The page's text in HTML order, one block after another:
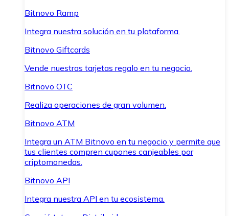
Bitnovo Ramp
Integra nuestra solución en tu plataforma.
Bitnovo Giftcards
Vende nuestras tarjetas regalo en tu negocio.
Bitnovo OTC
Realiza operaciones de gran volumen.
Bitnovo ATM
Integra un ATM Bitnovo en tu negocio y permite que
tus clientes compren cupones canjeables por
criptomonedas.
Bitnovo API
Integra nuestra API en tu ecosistema.